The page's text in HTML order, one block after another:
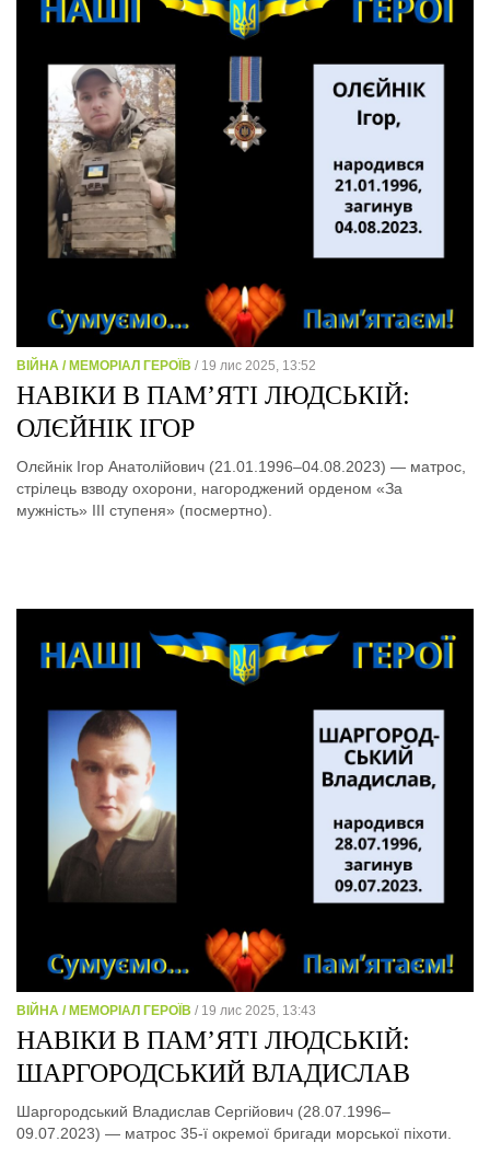
ВІЙНА / МЕМОРІАЛ ГЕРОЇВ / 19 лис 2025, 13:52
НАВІКИ В ПАМ’ЯТІ ЛЮДСЬКІЙ:
ОЛЄЙНІК ІГОР
Олєйнік Ігор Анатолійович (21.01.1996–04.08.2023) — матрос,
стрілець взводу охорони, нагороджений орденом «За
мужність» ІІІ ступеня» (посмертно).
ВІЙНА / МЕМОРІАЛ ГЕРОЇВ / 19 лис 2025, 13:43
НАВІКИ В ПАМ’ЯТІ ЛЮДСЬКІЙ:
ШАРГОРОДСЬКИЙ ВЛАДИСЛАВ
Шаргородський Владислав Сергійович (28.07.1996–
09.07.2023) — матрос 35-ї окремої бригади морської піхоти.